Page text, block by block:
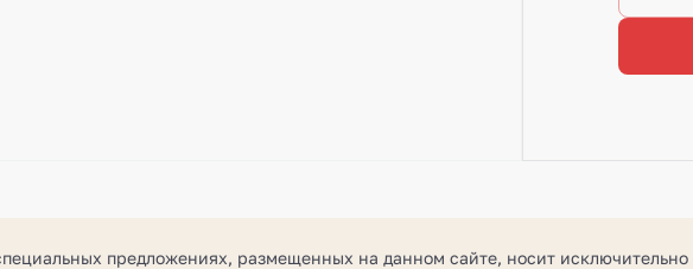
предложениях, размещенных на данном сайте, носит исключительно